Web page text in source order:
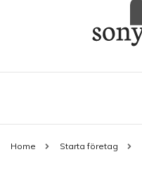
sonybmg.se
Home Starta företag